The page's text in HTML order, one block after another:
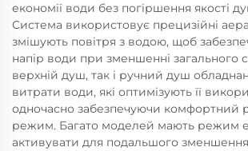
економії води без погіршення якості
Система використовує прецизійні
змішують повітря з водою, щоб
напір води при зменшенні загального
верхній душ, так і ручний душ
витрати води, які оптимізують її
одночасно забезпечуючи комфортний
режим. Багато моделей мають режим
активувати для подальшого